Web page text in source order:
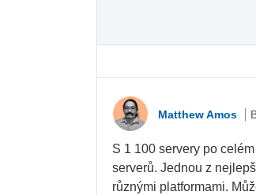
Matthew Amos
S 1 100 servery po
serverů. Jednou z
různými platformami.